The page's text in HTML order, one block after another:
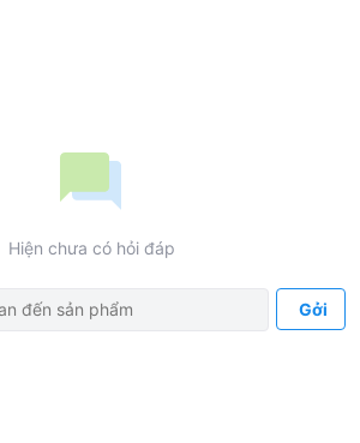
Hiện chưa có hỏi đáp
Gởi